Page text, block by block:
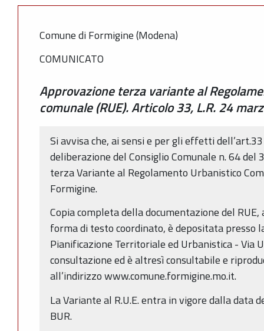
Comune di Formigine (Modena)
COMUNICATO
Approvazione terza variante al
comunale (RUE). Articolo 33, L.R. 24
Si avvisa che, ai sensi e per gli effetti
deliberazione del Consiglio Comunale n. 64
terza Variante al Regolamento Urbanistico
Formigine.
Copia completa della documentazione del
forma di testo coordinato, è depositata presso
Pianificazione Territoriale ed Urbanistica - Via
consultazione ed è altresì consultabile e
all’indirizzo www.comune.formigine.mo.it.
La Variante al R.U.E. entra in vigore dalla data
BUR.